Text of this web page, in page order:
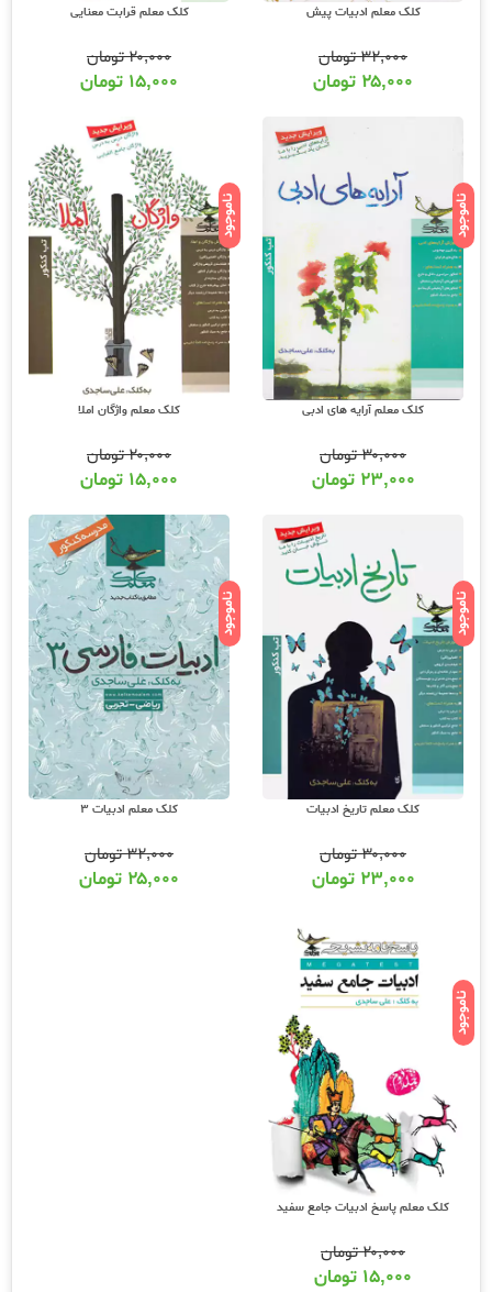
کلک معلم ادبیات پیش
۳۲,۰۰۰تومان
۲۵,۰۰۰ تومان
کلک معلم قرابت معنایی
۲۰,۰۰۰تومان
۱۵,۰۰۰ تومان
ناموجود
کلک معلم آرایه های ادبی
۳۰,۰۰۰تومان
۲۳,۰۰۰ تومان
ناموجود
کلک معلم واژگان املا
۲۰,۰۰۰تومان
۱۵,۰۰۰ تومان
ناموجود
کلک معلم تاریخ ادبیات
۳۰,۰۰۰تومان
۲۳,۰۰۰ تومان
ناموجود
کلک معلم ادبیات 3
۳۲,۰۰۰تومان
۲۵,۰۰۰ تومان
ناموجود
کلک معلم پاسخ ادبیات جامع سفید
۲۰,۰۰۰تومان
۱۵,۰۰۰ تومان